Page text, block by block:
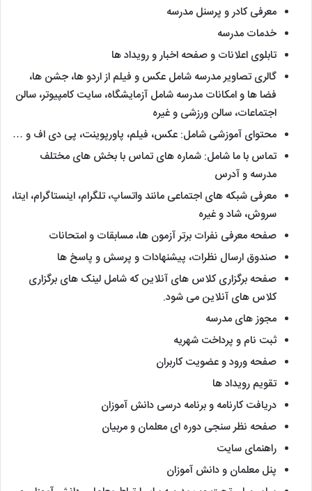
معرفی کادر و پرسنل مدرسه
خدمات مدرسه
تابلوی اعلانات و صفحه اخبار و رویداد ها
گالری تصاویر مدرسه شامل عکس و فیلم از اردو ها، جشن ها،
فضا ها و امکانات مدرسه شامل آزمایشگاه، سایت کامپیوتر، سالن
اجتماعات، سالن ورزشی و غیره
محتوای آموزشی شامل: عکس، فیلم، پاورپوینت، پی دی اف و …
تماس با ما شامل: شماره های تماس با بخش های مختلف
مدرسه و آدرس
معرفی شبکه های اجتماعی مانند واتساپ، تلگرام، اینستاگرام، ایتا،
سروش، شاد و غیره
صفحه معرفی نفرات برتر آزمون ها، مسابقات و امتحانات
صندوق ارسال نظرات، پیشنهادات و پرسش و پاسخ ها
صفحه برگزاری کلاس های آنلاین که شامل لینک های برگزاری
کلاس های آنلاین می شود.
مجوز های مدرسه
ثبت نام و پرداخت شهریه
صفحه ورود و عضویت کاربران
تقویم رویداد ها
دریافت کارنامه و برنامه درسی دانش آموزان
صفحه نظر سنجی دوره ای معلمان و مربیان
راهنمای سایت
پنل معلمان و دانش آموزان